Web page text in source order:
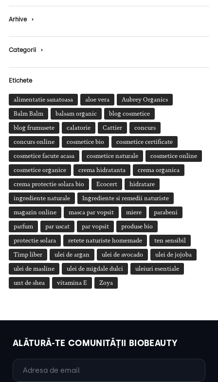
Arhive ›
Categorii ›
Etichete
alimentatie sanatoasa aloe vera Aubrey Organics
Balm Balm balsam organic blog cosmetice
blog frumusete calatorie Cattier concurs
concurs online cosmetice bio cosmetice certificate
cosmetice facute acasa cosmetice naturale cosmetice online
cosmetice organice crema hidratanta crema organica
crema protectie solara bio Ecocert hidratare
ingrediente naturale Ingrediente si remedii naturiste
magazin online masca par vopsit miere parabeni
parfum par uscat par vopsit produse bio
protectie solara retete naturiste homemade ten sensibil
Timp liber ulei de argan ulei de avocado ulei de jojoba
ulei de masline ulei de migdale dulci uleiuri esentiale
unt de shea vitamina E Zoya
ALĂTURĂ-TE COMUNITĂȚII BIOBEAUTY